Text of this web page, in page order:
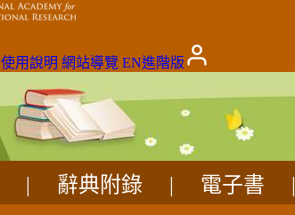
使用說明 網站導覽 EN進階版
辭典附錄 電子書